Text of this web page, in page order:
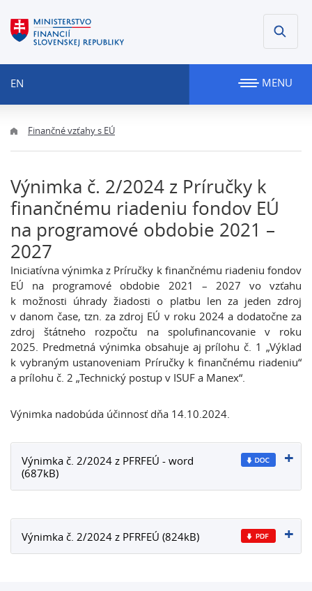
EN MENU
Finančné vzťahy s EÚ
Výnimka č. 2/2024 z Príručky k
finančnému riadeniu fondov EÚ
na programové obdobie 2021 –
2027
Iniciatívna výnimka z Príručky k finančnému riadeniu fondov
EÚ na programové obdobie 2021 – 2027 vo vzťahu
k možnosti úhrady žiadosti o platbu len za jeden zdroj
v danom čase, tzn. za zdroj EÚ v roku 2024 a dodatočne za
zdroj štátneho rozpočtu na spolufinancovanie v roku
2025. Predmetná výnimka obsahuje aj prílohu č. 1 „Výklad
k vybraným ustanoveniam Príručky k finančnému riadeniu“
a prílohu č. 2 „Technický postup v ISUF a Manex“.
Výnimka nadobúda účinnosť dňa 14.10.2024.
Výnimka č. 2/2024 z PFRFEÚ - word
(687kB)
Výnimka č. 2/2024 z PFRFEÚ (824kB)